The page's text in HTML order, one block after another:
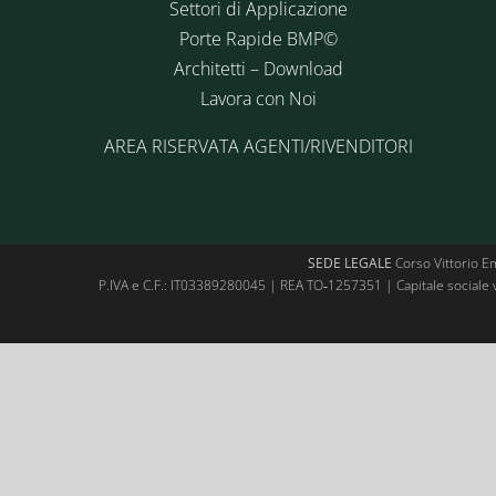
Settori di Applicazione
Porte Rapide BMP©
Architetti – Download
Lavora con Noi
AREA RISERVATA AGENTI/RIVENDITORI
SEDE LEGALE Corso Vittorio
P.IVA e C.F.: IT03389280045 | REA TO‑1257351 | Capitale